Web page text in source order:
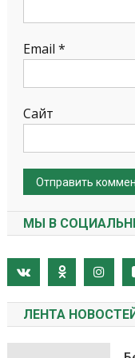
Email *
Сайт
МЫ В
ЛЕНТА